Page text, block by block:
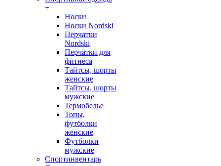
+
Носки
Носки Nordski
Перчатки
Nordski
Перчатки для
фитнеса
Тайтсы, шорты
женские
Тайтсы, шорты
мужские
Термобелье
Топы,
футболки
женские
Футболки
мужские
Спортинвентарь